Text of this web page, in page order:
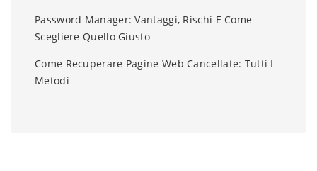
Password Manager: Vantaggi, Rischi E Come
Scegliere Quello Giusto
Come Recuperare Pagine Web Cancellate: Tutti I
Metodi